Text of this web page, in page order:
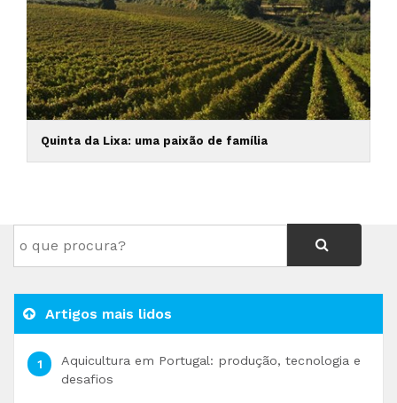
Quinta da Lixa: uma paixão de família
Artigos mais lidos
Aquicultura em Portugal: produção, tecnologia e
desafios